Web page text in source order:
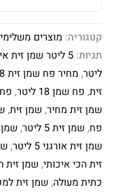
קטגוריה: מוצרים
תגיות: 5 ליטר שמן זית איכותי מומלץ
ליטר, מחיר פח שמן זית 18 ליטר
זית, פח שמן 18 ליטר , פח
שמן זית מחיר,שמן זית,
פח,שמן זית 5 ליטר ,שמן זית
שמן זית אורגני 5 ליטר
,
זית הכי איכותי,שמן זית
כתית מעולה,שמן זית למכירה